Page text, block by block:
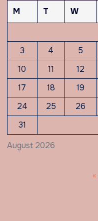
August 2026
M T W
3
4 5
10
11 12
17
18 19
24
25 26
31